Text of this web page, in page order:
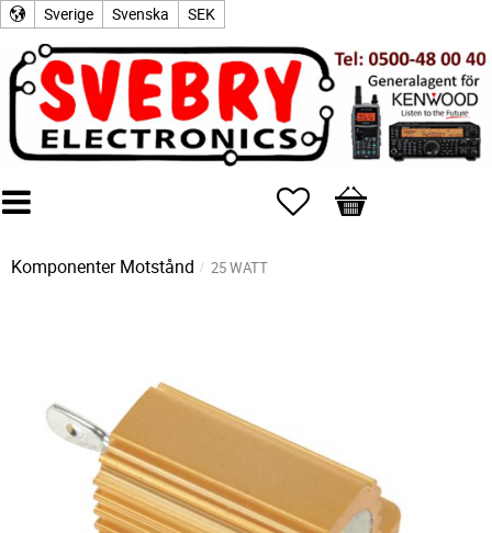
Sverige Svenska SEK
Favoriter
Kundvagn
Komponenter Motstånd 25 WATT